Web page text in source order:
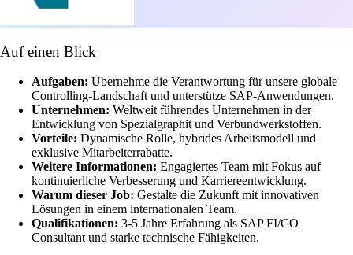
Auf einen Blick
Aufgaben: Übernehme die Verantwortung für unsere globale
Controlling-Landschaft und unterstütze SAP-Anwendungen.
Unternehmen: Weltweit führendes Unternehmen in der
Entwicklung von Spezialgraphit und Verbundwerkstoffen.
Vorteile: Dynamische Rolle, hybrides Arbeitsmodell und
exklusive Mitarbeiterrabatte.
Weitere Informationen: Engagiertes Team mit Fokus auf
kontinuierliche Verbesserung und Karriereentwicklung.
Warum dieser Job: Gestalte die Zukunft mit innovativen
Lösungen in einem internationalen Team.
Qualifikationen: 3-5 Jahre Erfahrung als SAP FI/CO
Consultant und starke technische Fähigkeiten.